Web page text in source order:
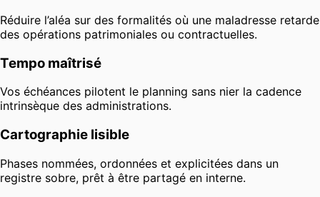
Réduire l’aléa sur des formalités où une maladresse retarde
des opérations patrimoniales ou contractuelles.
Tempo maîtrisé
Vos échéances pilotent le planning sans nier la cadence
intrinsèque des administrations.
Cartographie lisible
Phases nommées, ordonnées et explicitées dans un
registre sobre, prêt à être partagé en interne.